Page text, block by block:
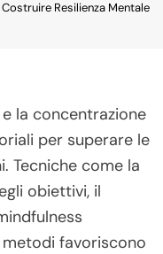
Resilienza Mentale
la concentrazione
per superare le
Tecniche come la
obiettivi, il
metodi favoriscono